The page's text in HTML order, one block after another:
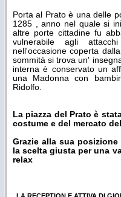
Porta al Prato è una delle
1285 , anno nel quale si
altre porte cittadine fu
vulnerabile agli
nell'occasione coperta
sommità si trova un'
interna è conservato un
una Madonna con
Ridolfo.
La piazza del Prato è
costume e del mercato
Grazie alla sua
la scelta giusta per una
relax